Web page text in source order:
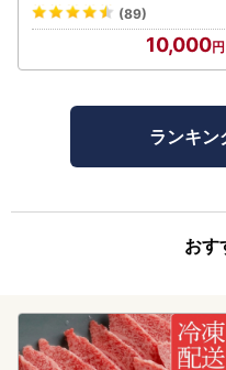
(89)
10,000
ランキン
おす